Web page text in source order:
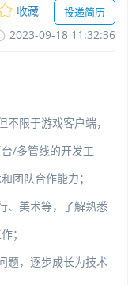
收藏
投递简历
2023-09-1811:32:36
限于游戏客户端，
/多管线的开发工
团队合作能力；
、美术等，了解熟悉
；
题，逐步成长为技术